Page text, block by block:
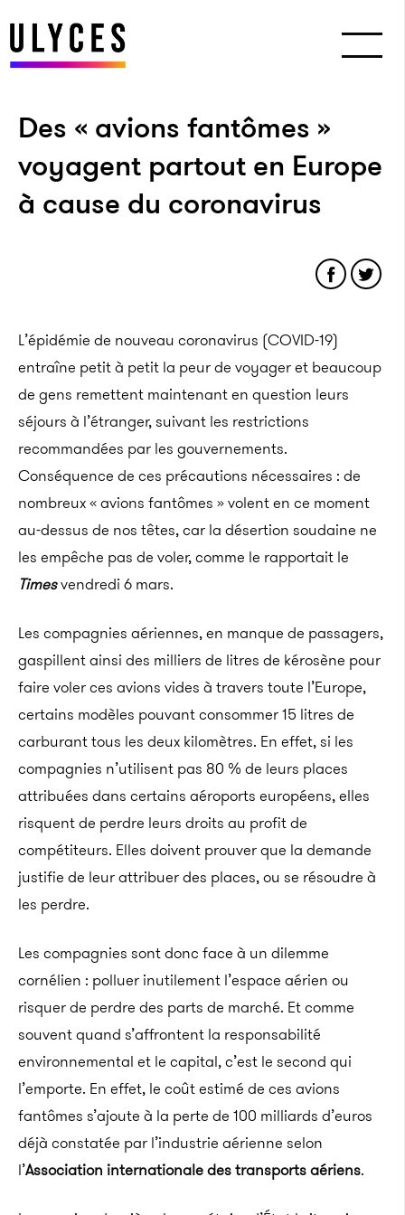
Des « avions fantômes »
voyagent partout en Europe
à cause du coronavirus
L’épidémie de nouveau coronavirus (COVID-19)
entraîne petit à petit la peur de voyager et beaucoup
de gens remettent maintenant en question leurs
séjours à l’étranger, suivant les restrictions
recommandées par les gouvernements.
Conséquence de ces précautions nécessaires : de
nombreux « avions fantômes » volent en ce moment
au-dessus de nos têtes, car la désertion soudaine ne
les empêche pas de voler, comme le rapportait le
Timesvendredi 6 mars.
Les compagnies aériennes, en manque de passagers,
gaspillent ainsi des milliers de litres de kérosène pour
faire voler ces avions vides à travers toute l’Europe,
certains modèles pouvant consommer 15 litres de
carburant tous les deux kilomètres. En effet, si les
compagnies n’utilisent pas 80 % de leurs places
attribuées dans certains aéroports européens, elles
risquent de perdre leurs droits au profit de
compétiteurs. Elles doivent prouver que la demande
justifie de leur attribuer des places, ou se résoudre à
les perdre.
Les compagnies sont donc face à un dilemme
cornélien : polluer inutilement l’espace aérien ou
risquer de perdre des parts de marché. Et comme
souvent quand s’affrontent la responsabilité
environnemental et le capital, c’est le second qui
l’emporte. En effet, le coût estimé de ces avions
fantômes s’ajoute à la perte de 100 milliards d’euros
déjà constatée par l’industrie aérienne selon
l’Association internationale des transports aériens.